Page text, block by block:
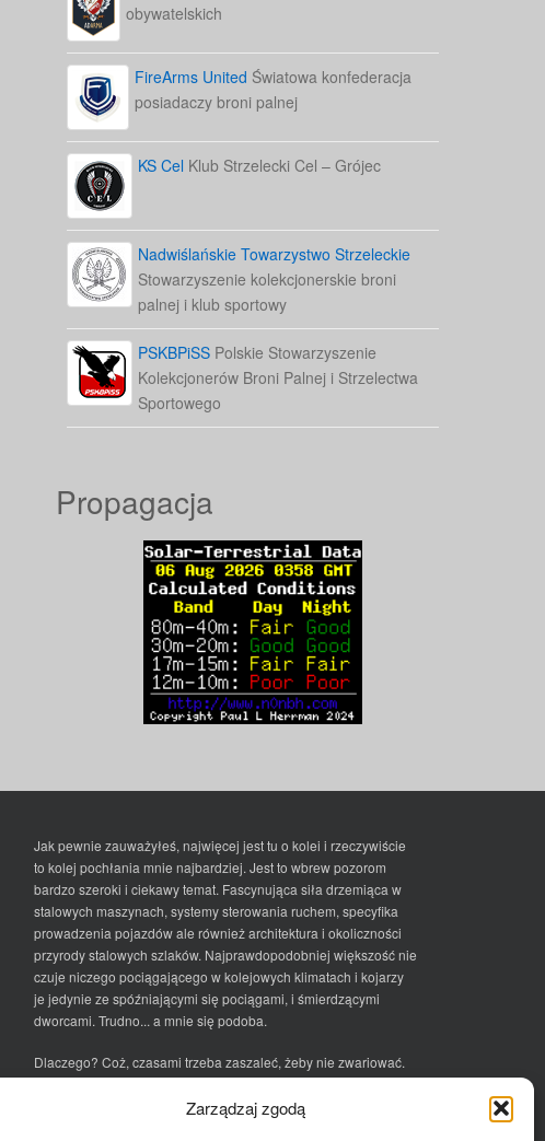
Zarządzaj zgodą
obywatelskich
FireArms United Światowa konfederacja
posiadaczy broni palnej
KS Cel Klub Strzelecki Cel – Grójec
Nadwiślańskie Towarzystwo Strzeleckie
Stowarzyszenie kolekcjonerskie broni
palnej i klub sportowy
PSKBPiSS Polskie Stowarzyszenie
Kolekcjonerów Broni Palnej i Strzelectwa
Sportowego
Propagacja
Jak pewnie zauważyłeś, najwięcej jest tu o kolei i rzeczywiście
to kolej pochłania mnie najbardziej. Jest to wbrew pozorom
bardzo szeroki i ciekawy temat. Fascynująca siła drzemiąca w
stalowych maszynach, systemy sterowania ruchem, specyfika
prowadzenia pojazdów ale również architektura i okoliczności
przyrody stalowych szlaków. Najprawdopodobniej większość nie
czuje niczego pociągającego w kolejowych klimatach i kojarzy
je jedynie ze spóźniającymi się pociągami, i śmierdzącymi
dworcami. Trudno... a mnie się podoba.
Dlaczego? Coż, czasami trzeba zaszaleć, żeby nie zwariować.